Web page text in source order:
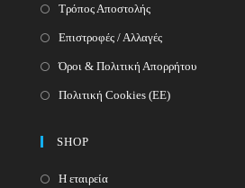
Τρόπος Αποστολής
Επιστροφές / Αλλαγές
Όροι & Πολιτική Απορρήτου
Πολιτική Cookies (ΕΕ)
SHOP
Η εταιρεία